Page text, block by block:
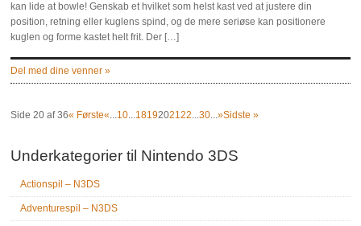
kan lide at bowle! Genskab et hvilket som helst kast ved at justere din
position, retning eller kuglens spind, og de mere seriøse kan positionere
kuglen og forme kastet helt frit. Der […]
Del med dine venner »
Side 20 af 36« Første«...10...1819202122...30...»Sidste »
Underkategorier til Nintendo 3DS
Actionspil – N3DS
Adventurespil – N3DS